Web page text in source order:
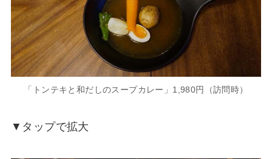
「トンテキと和だしのスープカレー」1,980円（訪問時）
▼タップで拡大